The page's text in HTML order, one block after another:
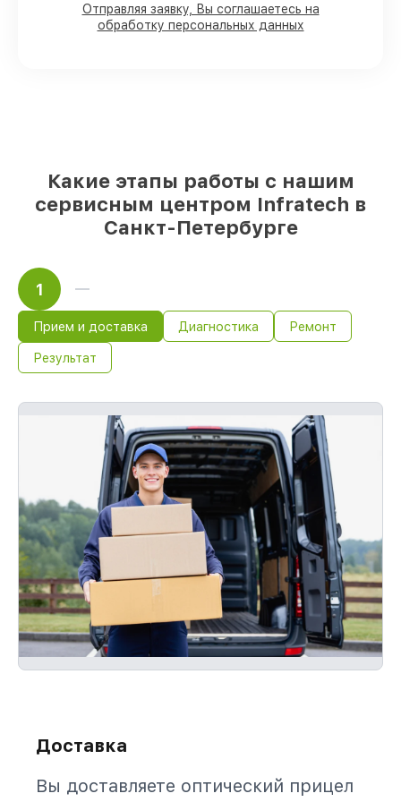
прицелов имеются в наличии или быстро
поставляются
Отправляя заявку, Вы соглашаетесь на
обработку персональных данных
Какие этапы работы с нашим
сервисным центром Infratech в
Санкт-Петербурге
1
Прием и доставка Диагностика Ремонт
Результат
Доставка
Вы доставляете оптический прицел